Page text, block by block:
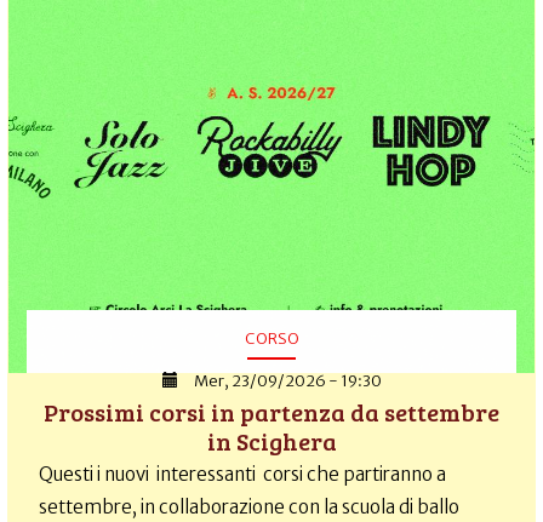
CORSO
Mer, 23/09/2026 - 19:30
Prossimi corsi in partenza da settembre
in Scighera
Questi i nuovi interessanti corsi che partiranno a
settembre, in collaborazione con la scuola di ballo